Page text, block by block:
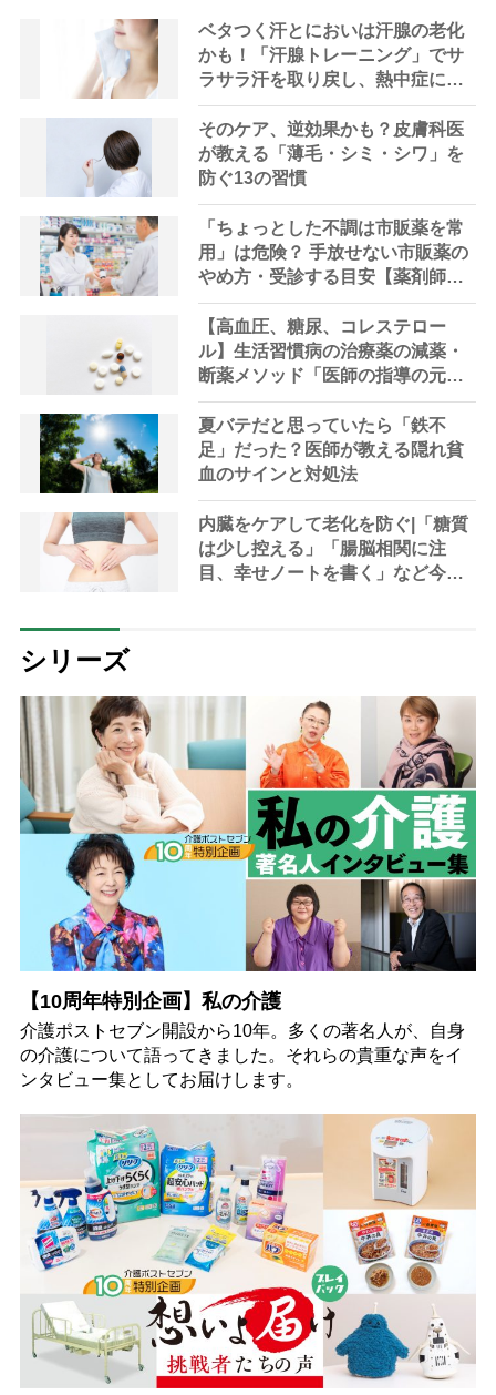
ベタつく汗とにおいは汗腺の老化
かも！「汗腺トレーニング」でサ
ラサラ汗を取り戻し、熱中症に負
けない体へ
そのケア、逆効果かも？皮膚科医
が教える「薄毛・シミ・シワ」を
防ぐ13の習慣
「ちょっとした不調は市販薬を常
用」は危険？ 手放せない市販薬の
やめ方・受診する目安【薬剤師解
説】
【高血圧、糖尿、コレステロー
ル】生活習慣病の治療薬の減薬・
断薬メソッド「医師の指導の元、
段階的に」【医師解説】
夏バテだと思っていたら「鉄不
足」だった？医師が教える隠れ貧
血のサインと対処法
内臓をケアして老化を防ぐ|「糖質
は少し控える」「腸脳相関に注
目、幸せノートを書く」など今日
シリーズ
【10周年特別企画】私の介護
介護ポストセブン開設から10年。多くの著名人が、自身
の介護について語ってきました。それらの貴重な声をイ
ンタビュー集としてお届けします。